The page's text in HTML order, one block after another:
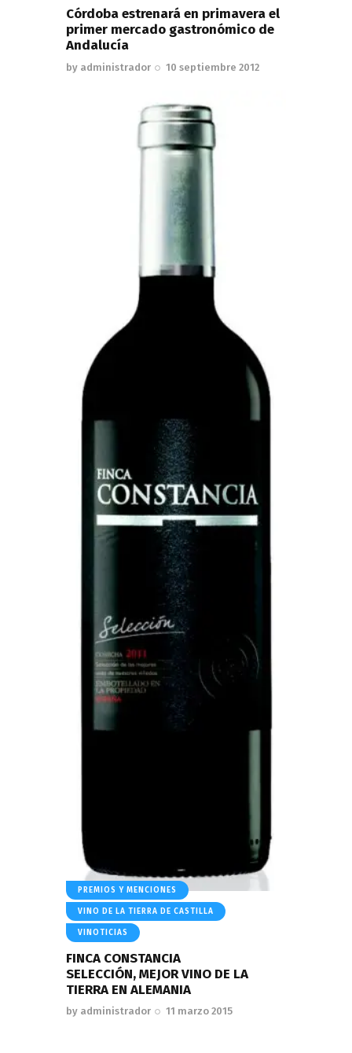
Córdoba estrenará en primavera el
primer mercado gastronómico de
Andalucía
by administrador 10 septiembre 2012
PREMIOS Y MENCIONES
VINO DE LA TIERRA DE CASTILLA
VINOTICIAS
FINCA CONSTANCIA
SELECCIÓN, MEJOR VINO DE LA
TIERRA EN ALEMANIA
by administrador 11 marzo 2015